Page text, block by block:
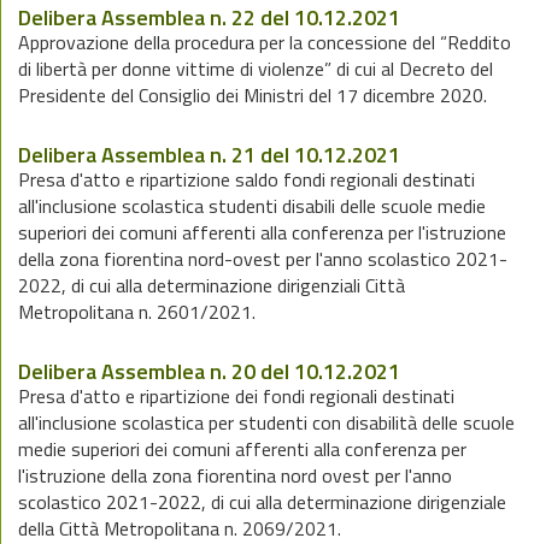
Delibera Assemblea n. 22 del 10.12.2021
Approvazione della procedura per la concessione del “Reddito
di libertà per donne vittime di violenze” di cui al Decreto del
Presidente del Consiglio dei Ministri del 17 dicembre 2020.
Delibera Assemblea n. 21 del 10.12.2021
Presa d'atto e ripartizione saldo fondi regionali destinati
all'inclusione scolastica studenti disabili delle scuole medie
superiori dei comuni afferenti alla conferenza per l'istruzione
della zona fiorentina nord-ovest per l'anno scolastico 2021-
2022, di cui alla determinazione dirigenziali Città
Metropolitana n. 2601/2021.
Delibera Assemblea n. 20 del 10.12.2021
Presa d'atto e ripartizione dei fondi regionali destinati
all'inclusione scolastica per studenti con disabilità delle scuole
medie superiori dei comuni afferenti alla conferenza per
l'istruzione della zona fiorentina nord ovest per l'anno
scolastico 2021-2022, di cui alla determinazione dirigenziale
della Città Metropolitana n. 2069/2021.